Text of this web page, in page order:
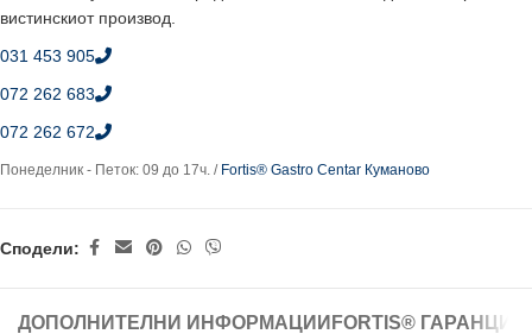
вистинскиот производ.
031 453 905
072 262 683
072 262 672
Понеделник - Петок: 09 до 17ч. / Fortis® Gastro Centar Куманово
Сподели:
ДОПОЛНИТЕЛНИ ИНФОРМАЦИИ FORTIS®